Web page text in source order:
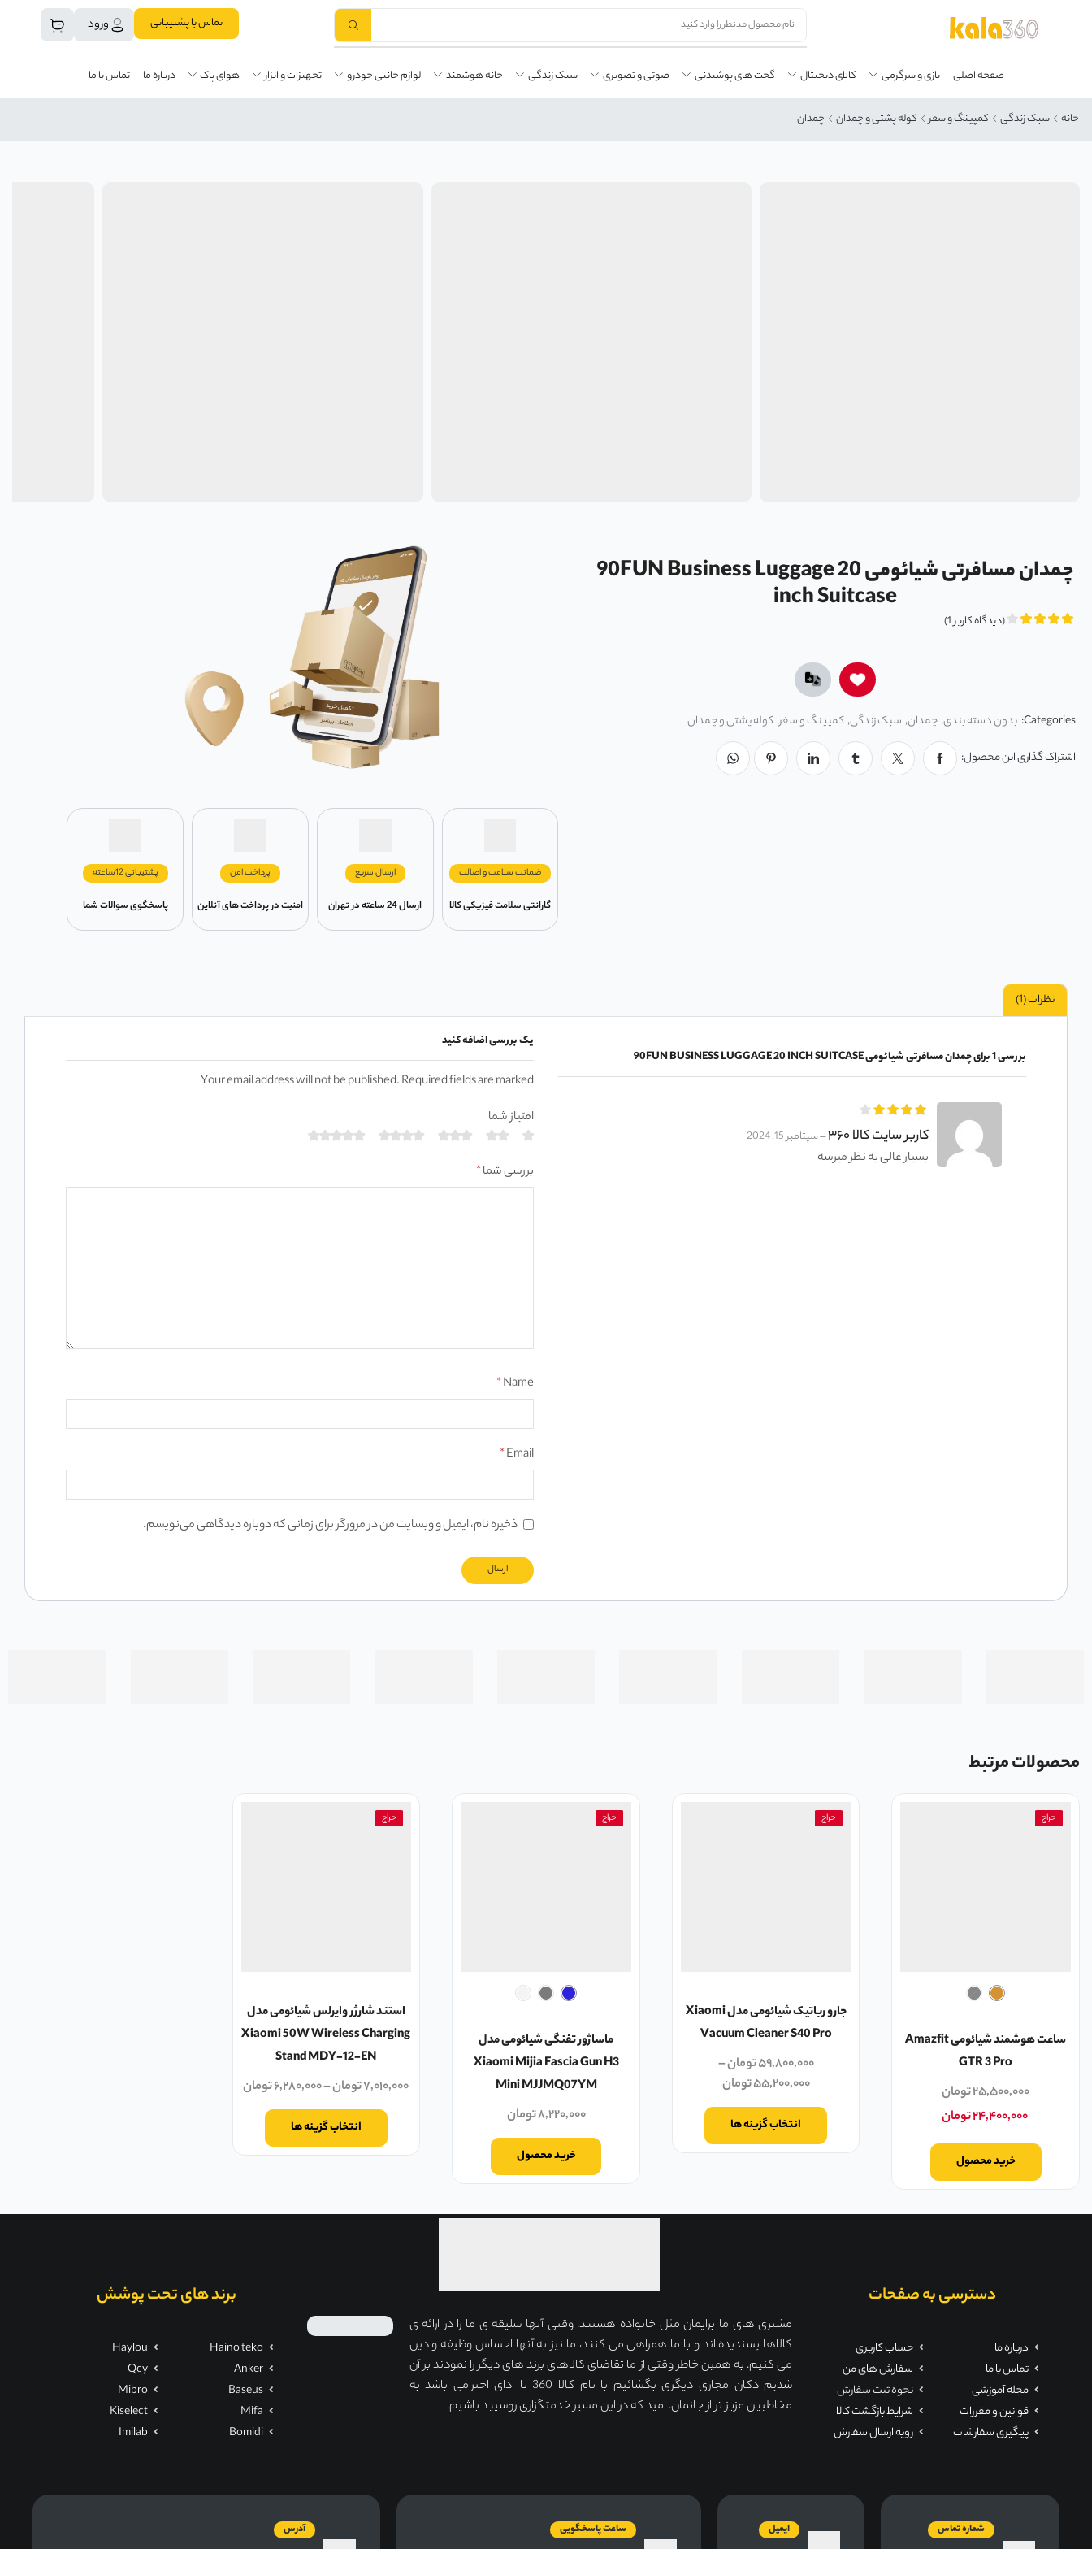
ورود تماس با پشتیبانی
صفحه اصلی بازی و سرگرمی کالای دیجیتال گجت های پوشیدنی صوتی و تصویری سبک زندگی خانه هوشمند لوازم جانبی خودرو تجهیزات و ابزار هوای پاک درباره ما تماس با ما
خانه سبک زندگی کمپینگ و سفر کوله پشتی و چمدان چمدان
چمدان مسافرتی شیائومی 90FUN Business Luggage 20
inch Suitcase
(دیدگاه کاربر1
)
Categories: بدون دسته بندی, چمدان, سبک زندگی, کمپینگ و سفر, کوله پشتی و چمدان
اشتراک گذاری این محصول:
ضمانت سلامت و اصالت
گارانتی سلامت فیزیکی کالا
ارسال سریع
ارسال 24 ساعته در تهران
پرداخت امن
امنیت در پرداخت های آنلاین
پشتیبانی 12ساعته
پاسخگوی سوالات شما
نظرات (1)
بررسی 1 برای چمدان مسافرتی شیائومی 90FUN BUSINESS LUGGAGE 20 INCH SUITCASE
کاربر سایت کالا ۳۶۰ –سپتامبر 15, 2024
بسیار عالی به نظر میرسه
یک بررسی اضافه کنید
Your email address will not be published. Required fields are marked
امتیاز شما
بررسی شما*
Name
*
Email
*
ذخیره نام، ایمیل و وبسایت من در مرورگر برای زمانی که دوباره دیدگاهی می‌نویسم.
محصولات مرتبط
حراج
ساعت هوشمند شیائومی Amazfit
GTR 3 Pro
۲۵,۵۰۰,۰۰۰تومان
۲۴,۴۰۰,۰۰۰تومان
خرید محصول
حراج
جارو رباتیک شیائومی مدل Xiaomi
Vacuum Cleaner S40 Pro
۵۹,۸۰۰,۰۰۰تومان–
۵۵,۲۰۰,۰۰۰تومان
انتخاب گزینه ها
حراج
ماساژور تفنگی شیائومی مدل
Xiaomi Mijia Fascia Gun H3
Mini MJJMQ07YM
۸,۲۲۰,۰۰۰تومان
خرید محصول
حراج
استند شارژر وایرلس شیائومی مدل
Xiaomi 50W Wireless Charging
Stand MDY-12-EN
۷,۰۱۰,۰۰۰تومان–۶,۲۸۰,۰۰۰تومان
انتخاب گزینه ها
دسترسی به صفحات
درباره ما
تماس با ما
مجله آموزشی
قوانین و مقررات
پیگیری سفارشات
حساب کاربری
سفارش های من
نحوه ثبت سفارش
شرایط بازگشت کالا
رویه ارسال سفارش
مشتری های ما برایمان مثل خانواده هستند. وقتی آنها سلیقه ی ما را در ارائه ی
کالاها پسندیده اند و با ما همراهی می کنند، ما نیز به آنها احساس وظیفه و دین
می کنیم. به همین خاطر وقتی از ما تقاضای کالاهای برند های دیگر را نمودند بر آن
شدیم دکان مجازی دیگری بگشائیم با نام کالا 360 تا ادای احترامی باشد به
مخاطبین عزیز تر از جانمان. امید که در این مسیر خدمتگزاری روسپید باشیم.
برند های تحت پوشش
Haino teko
Anker
Baseus
Mifa
Bomidi
Haylou
Qcy
Mibro
Kiselect
Imilab
شماره تماس ایمیل ساعت پاسخگویی آدرس